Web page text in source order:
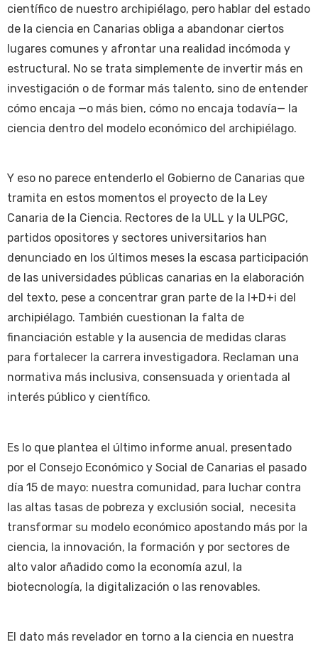
científico de nuestro archipiélago, pero hablar del estado
de la ciencia en Canarias obliga a abandonar ciertos
lugares comunes y afrontar una realidad incómoda y
estructural. No se trata simplemente de invertir más en
investigación o de formar más talento, sino de entender
cómo encaja —o más bien, cómo no encaja todavía— la
ciencia dentro del modelo económico del archipiélago.
Y eso no parece entenderlo el Gobierno de Canarias que
tramita en estos momentos el proyecto de la Ley
Canaria de la Ciencia. Rectores de la ULL y la ULPGC,
partidos opositores y sectores universitarios han
denunciado en los últimos meses la escasa participación
de las universidades públicas canarias en la elaboración
del texto, pese a concentrar gran parte de la I+D+i del
archipiélago. También cuestionan la falta de
financiación estable y la ausencia de medidas claras
para fortalecer la carrera investigadora. Reclaman una
normativa más inclusiva, consensuada y orientada al
interés público y científico.
Es lo que plantea el último informe anual, presentado
por el Consejo Económico y Social de Canarias el pasado
día 15 de mayo: nuestra comunidad, para luchar contra
las altas tasas de pobreza y exclusión social, necesita
transformar su modelo económico apostando más por la
ciencia, la innovación, la formación y por sectores de
alto valor añadido como la economía azul, la
biotecnología, la digitalización o las renovables.
El dato más revelador en torno a la ciencia en nuestra